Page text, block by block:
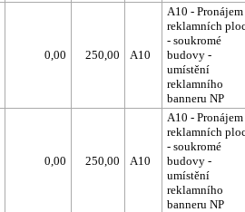
0,00 250,00 A10
A10 - Pronájem
reklamních
- soukromé
budovy -
umístění
reklamního
banneru NP
0,00 250,00 A10
A10 - Pronájem
reklamních
- soukromé
budovy -
umístění
reklamního
banneru NP